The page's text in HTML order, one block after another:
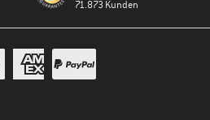
71.873 Kunden